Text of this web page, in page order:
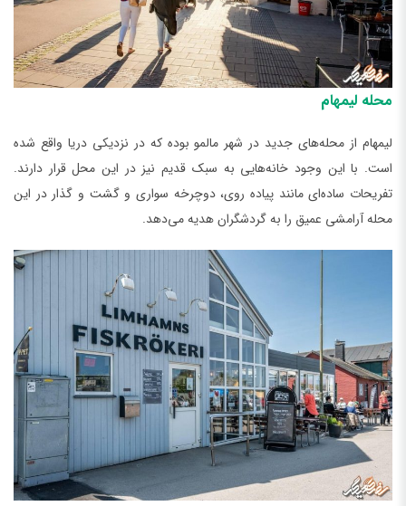
محله لیمهام
لیمهام از محله‌های جدید در شهر مالمو بوده که در نزدیکی دریا واقع شده
است. با این وجود خانه‌هایی به سبک قدیم نیز در این محل قرار دارند.
تفریحات ساده‌ای مانند پیاده روی، دوچرخه سواری و گشت و گذار در این
محله آرامشی عمیق را به گردشگران هدیه می‌دهد.